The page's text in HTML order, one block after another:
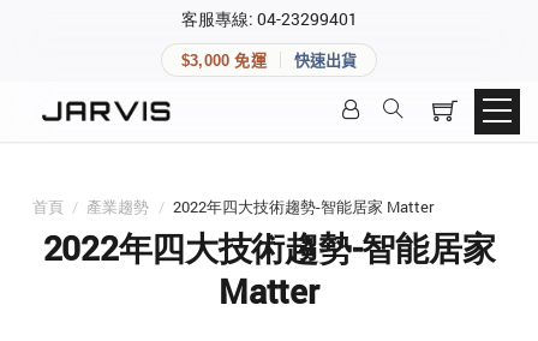
客服專線: 04-23299401
$3,000 免運 快速出貨
首頁 / 產業趨勢 / 2022年四大技術趨勢-智能居家 Matter
2022年四大技術趨勢-智能居家
Matter
快速連結
Matter 智慧家庭
精品家電
登入後可查看訂單、會員資料與收藏清單。
密碼